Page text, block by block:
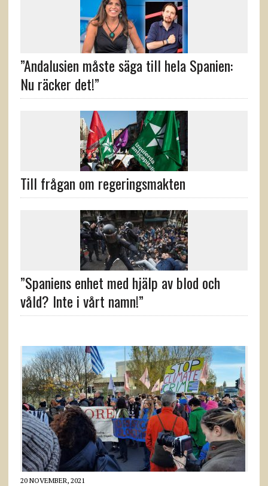
”Andalusien måste säga till hela Spanien:
Nu räcker det!”
Till frågan om regeringsmakten
”Spaniens enhet med hjälp av blod och
våld? Inte i vårt namn!”
20 NOVEMBER, 2021